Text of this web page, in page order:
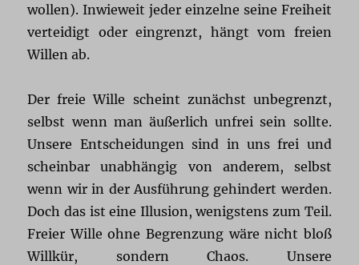
wollen). Inwieweit jeder einzelne seine Freiheit
verteidigt oder eingrenzt, hängt vom freien
Willen ab.
Der freie Wille scheint zunächst unbegrenzt,
selbst wenn man äußerlich unfrei sein sollte.
Unsere Entscheidungen sind in uns frei und
scheinbar unabhängig von anderem, selbst
wenn wir in der Ausführung gehindert werden.
Doch das ist eine Illusion, wenigstens zum Teil.
Freier Wille ohne Begrenzung wäre nicht bloß
Willkür, sondern Chaos. Unsere